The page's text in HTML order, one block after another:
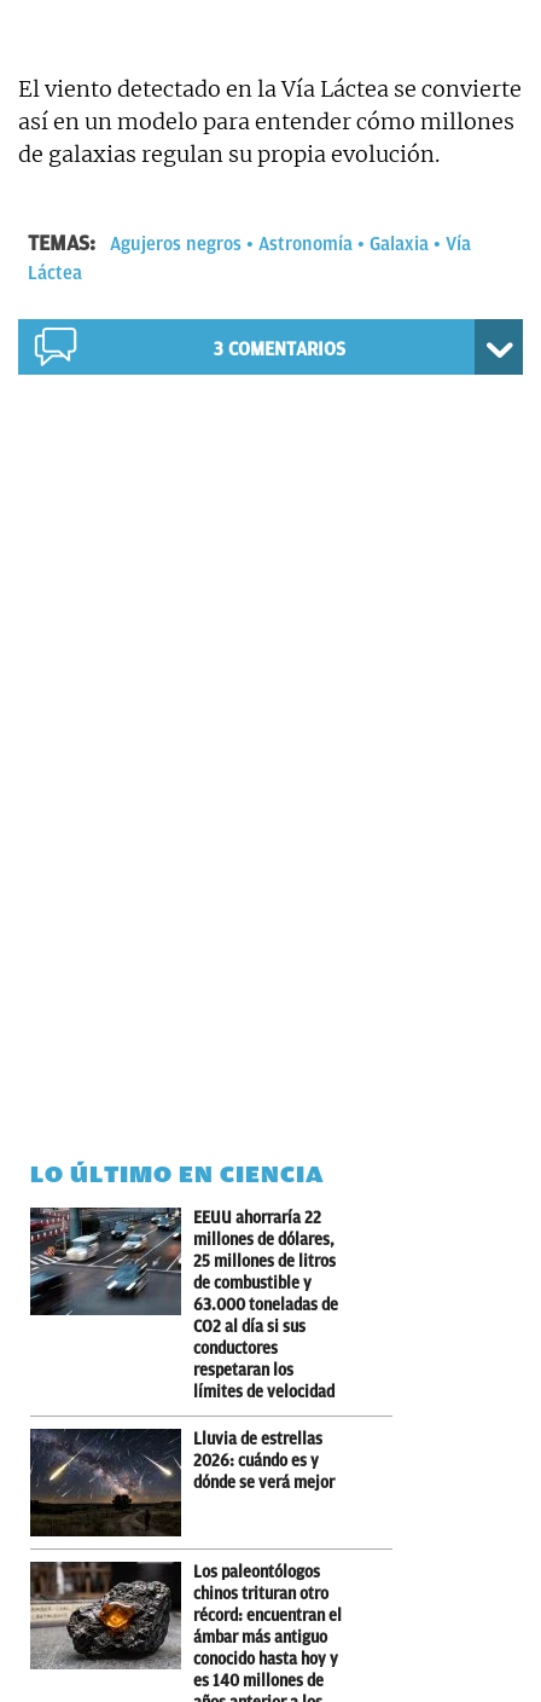
El viento detectado en la Vía Láctea se convierte
así en un modelo para entender cómo millones
de galaxias regulan su propia evolución.
TEMAS: Agujeros negros Astronomía Galaxia
Vía
Láctea
3 COMENTARIOS
LO ÚLTIMO EN CIENCIA
EEUU ahorraría 22
millones de dólares,
25 millones de litros
de combustible y
63.000 toneladas de
CO2 al día si sus
conductores
respetaran los
límites de velocidad
Lluvia de estrellas
2026: cuándo es y
dónde se verá mejor
Los paleontólogos
chinos trituran otro
récord: encuentran el
ámbar más antiguo
conocido hasta hoy y
es 140 millones de